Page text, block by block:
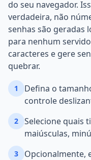
do seu navegador.
verdadeira, não
senhas são geradas
para nenhum
caracteres e gere
quebrar.
1
Defina o
controle
2
Selecione quais
maiúsculas,
3
Opcionalmente,